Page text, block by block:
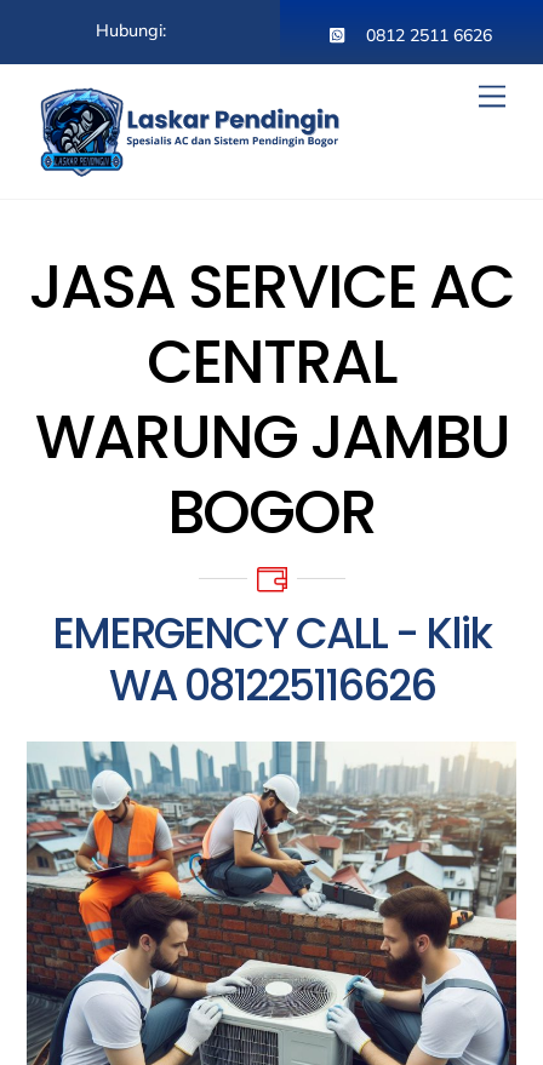
content
Hubungi: 0812 2511 6626
JASA SERVICE AC
CENTRAL
WARUNG JAMBU
BOGOR
EMERGENCY CALL - Klik
WA 081225116626